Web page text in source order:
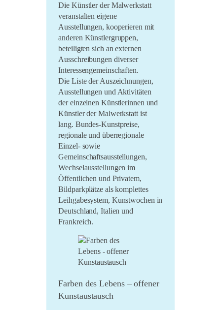
Die Künstler der Malwerkstatt
veranstalten eigene
Ausstellungen, kooperieren mit
anderen Künstlergruppen,
beteiligten sich an externen
Ausschreibungen diverser
Interessengemeinschaften.
Die Liste der Auszeichnungen,
Ausstellungen und Aktivitäten
der einzelnen Künstlerinnen und
Künstler der Malwerkstatt ist
lang. Bundes-Kunstpreise,
regionale und überregionale
Einzel- sowie
Gemeinschaftsausstellungen,
Wechselausstellungen im
Öffentlichen und Privatem,
Bildparkplätze als komplettes
Leihgabesystem, Kunstwochen in
Deutschland, Italien und
Frankreich.
Farben des Lebens – offener
Kunstaustausch